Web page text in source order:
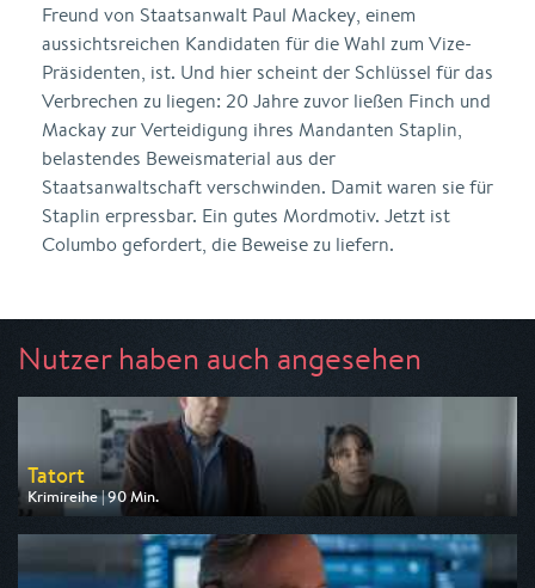
Freund von Staatsanwalt Paul Mackey, einem
aussichtsreichen Kandidaten für die Wahl zum Vize-
Präsidenten, ist. Und hier scheint der Schlüssel für das
Verbrechen zu liegen: 20 Jahre zuvor ließen Finch und
Mackay zur Verteidigung ihres Mandanten Staplin,
belastendes Beweismaterial aus der
Staatsanwaltschaft verschwinden. Damit waren sie für
Staplin erpressbar. Ein gutes Mordmotiv. Jetzt ist
Columbo gefordert, die Beweise zu liefern.
Nutzer haben auch angesehen
Tatort
Krimireihe | 90 Min.
Ausgestrahlt von ARD
am 09.08.2026, 20:15